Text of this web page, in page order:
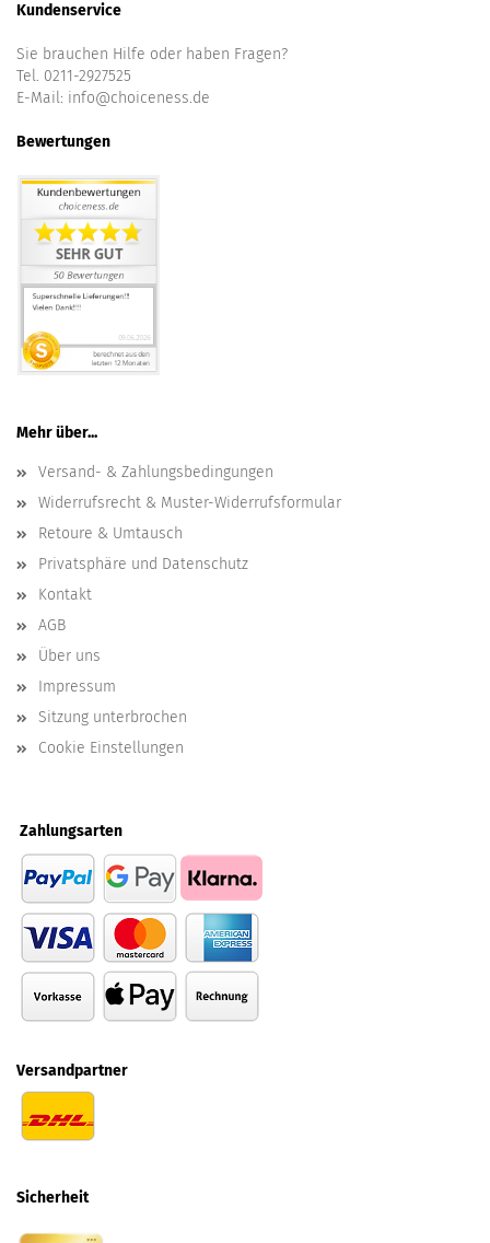
Kundenservice
Sie brauchen Hilfe oder haben Fragen?
Tel. 0211-2927525
E-Mail: info@choiceness.de
Bewertungen
Mehr über...
Versand- & Zahlungsbedingungen
Widerrufsrecht & Muster-Widerrufsformular
Retoure & Umtausch
Privatsphäre und Datenschutz
Kontakt
AGB
Über uns
Impressum
Sitzung unterbrochen
Cookie Einstellungen
Zahlungsarten
Versandpartner
Sicherheit